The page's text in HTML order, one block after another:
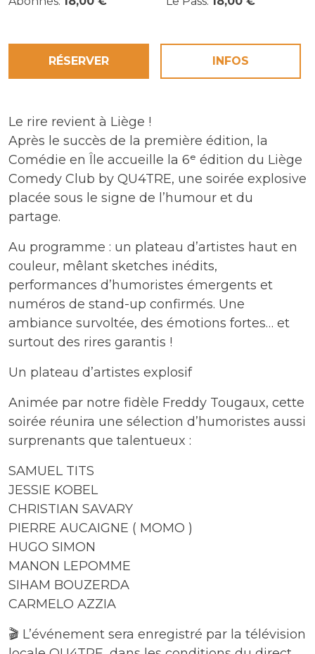
RÉSERVER INFOS
Le rire revient à Liège !
Après le succès de la première édition, la
Comédie en Île accueille la 6ᵉ édition du Liège
Comedy Club by QU4TRE, une soirée explosive
placée sous le signe de l’humour et du
partage.
Au programme : un plateau d’artistes haut en
couleur, mêlant sketches inédits,
performances d’humoristes émergents et
numéros de stand-up confirmés. Une
ambiance survoltée, des émotions fortes… et
surtout des rires garantis !
Un plateau d’artistes explosif
Animée par notre fidèle Freddy Tougaux, cette
soirée réunira une sélection d’humoristes aussi
surprenants que talentueux :
SAMUEL TITS
JESSIE KOBEL
CHRISTIAN SAVARY
PIERRE AUCAIGNE ( MOMO )
HUGO SIMON
MANON LEPOMME
SIHAM BOUZERDA
CARMELO AZZIA
🎬 L’événement sera enregistré par la télévision